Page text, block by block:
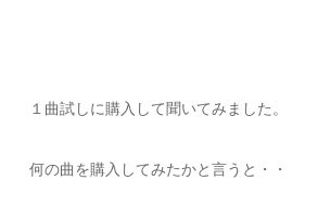
１曲試しに購入して聞いてみました。
何の曲を購入してみたかと言うと・・